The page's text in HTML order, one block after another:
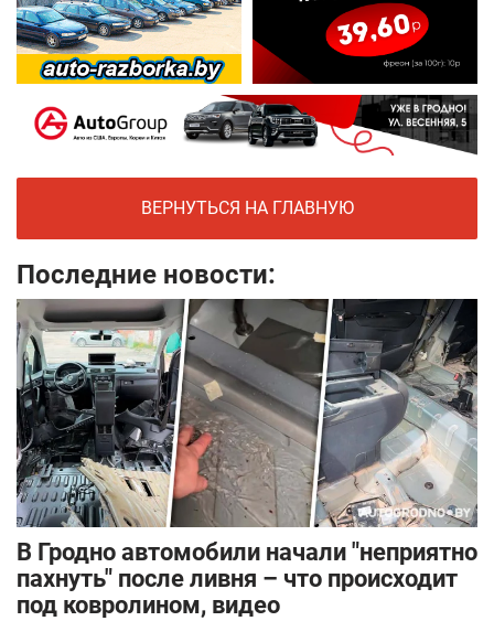
ВЕРНУТЬСЯ НА ГЛАВНУЮ
Последние новости:
В Гродно автомобили начали "неприятно
пахнуть" после ливня – что происходит
под ковролином, видео